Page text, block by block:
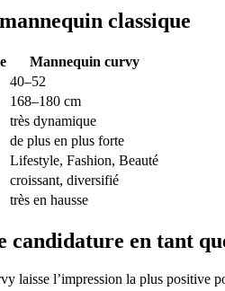
classique
Mannequin curvy
40–52
168–180 cm
très dynamique
de plus en plus forte
Lifestyle, Fashion, Beauté
croissant, diversifié
très en hausse
candidature en tant
laisse l’impression la plus positive